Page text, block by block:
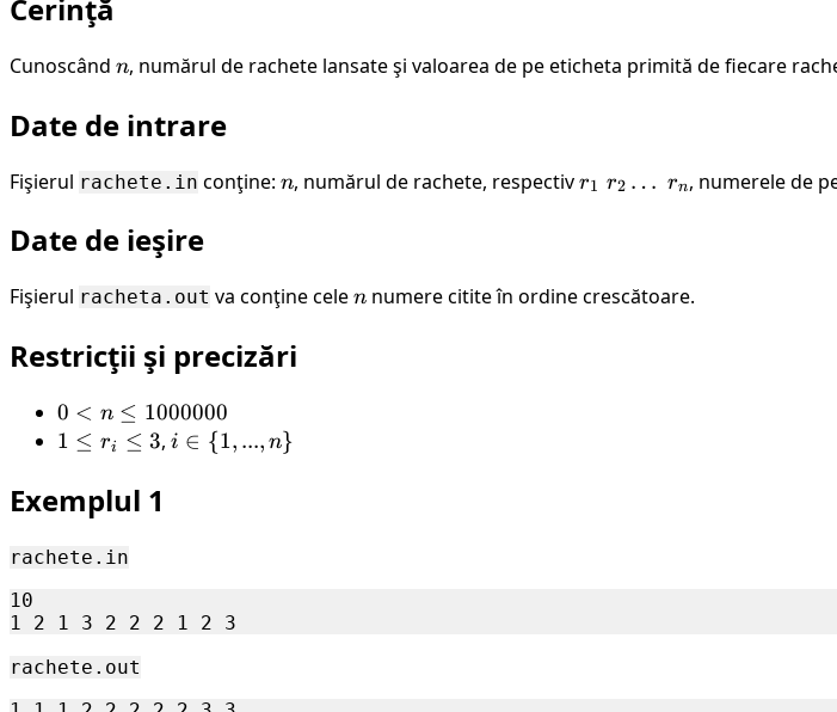
Cerinţă
Cunoscând n
n, numărul de rachete lansate şi valoarea de pe eticheta primită de fiecare
Date de intrare
Fişierul rachete.in conţine: n
n, numărul de rachete, respectivr_1 \
r1 r2 … rn, numerele de
Date de ieşire
Fişierul racheta.out va conţine celen
n numere citite în ordine crescătoare.
Restricţii şi precizări
0 < n
\leq
0 < n ≤ 1000000
1
r_i
\leq
3
1 ≤ ri ≤ 3,i
i ∈ {1, ..., n}
Exemplul 1
rachete.in
10
rachete.out